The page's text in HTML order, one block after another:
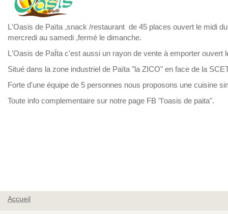
L'Oasis de Païta ,snack /restaurant de 45 places ouvert le midi
mercredi au samedi ,fermé le dimanche.
L'Oasis de PaÏta c'est aussi un rayon de vente à emporter ouvert
Situé dans la zone industriel de Païta "la ZICO" en face de la
Forte d'une équipe de 5 personnes nous proposons une cuisine
Toute info complementaire sur notre page FB "l'oasis de paita".
Accueil